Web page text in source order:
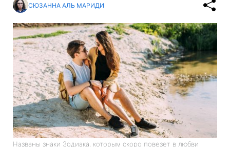
СЮЗАННА АЛЬ МАРИДИ
Названы знаки Зодиака, которым скоро повезет в любви